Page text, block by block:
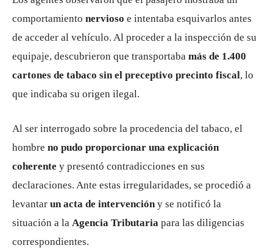
comportamiento nervioso e intentaba esquivarlos antes
de acceder al vehículo. Al proceder a la inspección de su
equipaje, descubrieron que transportaba más de 1.400
cartones de tabaco sin el preceptivo precinto fiscal, lo
que indicaba su origen ilegal.
Al ser interrogado sobre la procedencia del tabaco, el
hombre no pudo proporcionar una explicación
coherente y presentó contradicciones en sus
declaraciones. Ante estas irregularidades, se procedió a
levantar un acta de intervencióny se notificó la
situación a la Agencia Tributaria para las diligencias
correspondientes.